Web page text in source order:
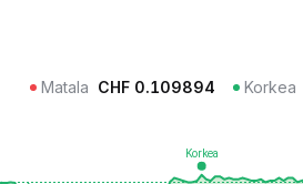
Matala CHF 0.109894 Korkea